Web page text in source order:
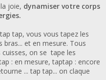
joie, dynamiser votre corps
tap, vous vous tapez les
bras... et en mesure. Tous
cuisses, on se tape les
: en mesure, taptap : encore
... tap tap... on claque